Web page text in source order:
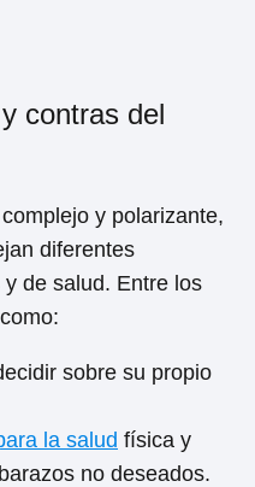
contras del
y polarizante,
diferentes
de salud. Entre los
sobre su propio
la salud física y
no deseados.